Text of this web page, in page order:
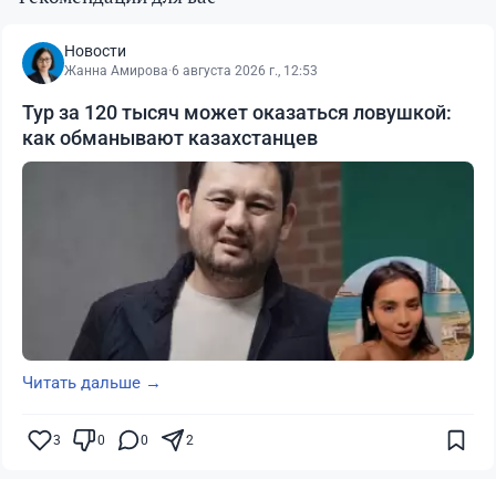
Новости
Жанна Амирова·6 августа 2026 г., 12:53
Тур за 120 тысяч может оказаться ловушкой:
как обманывают казахстанцев
Читать дальше →
3 0 0 2